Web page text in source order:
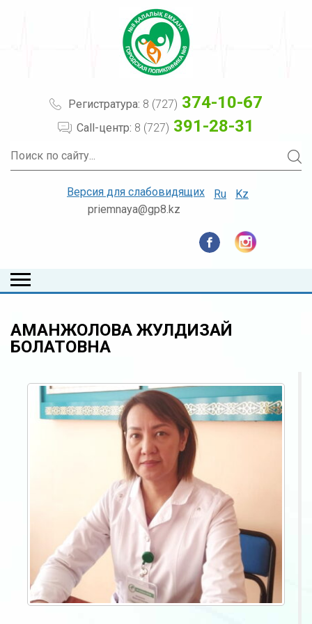
Регистратура: 8 (727) 374-10-67
Call-центр: 8 (727) 391-28-31
Версия для слабовидящих
priemnaya@gp8.kz
Ru Kz
АМАНЖОЛОВА ЖУЛДИЗАЙ
БОЛАТОВНА